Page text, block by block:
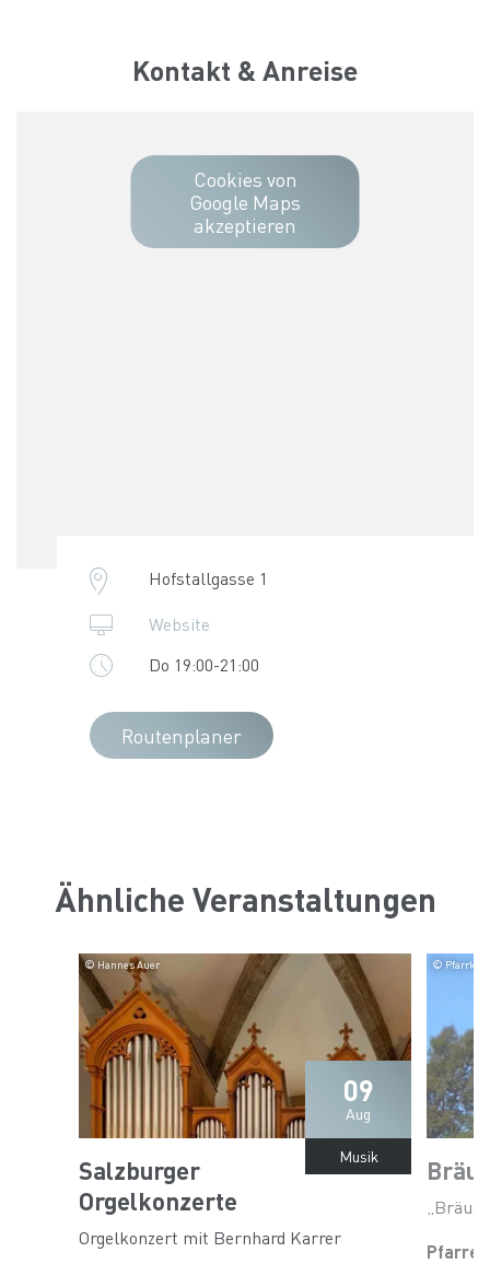
Kontakt & Anreise
Cookies von
Google Maps
akzeptieren
Hofstallgasse 1
Website
Do 19:00-21:00
Routenplaner
Ähnliche Veranstaltungen
09
Aug
© Hannes Auer
Musik
Salzburger
Orgelkonzerte
Orgelkonzert mit Bernhard Karrer
©
Pfarre